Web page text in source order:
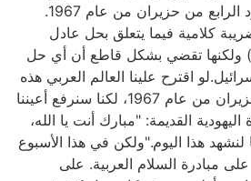
مقابل الانسحاب إلى حدود الرابع من حزيران من عام 1967.
كلامية فيما يتعلق بحل عادل
ولكنها تقضي بشكل قاطع أن أي حل
اقترح علينا العالم العربي هذه
المبادرة في الثالث من حزيران من عام 1967، لكنا سنرفع أعيننا
القديمة: "مبارك أنت يا الله،
لنشهد هذا اليوم."ولكن في هذا الأسبوع
مبادرة السلام العربية. على